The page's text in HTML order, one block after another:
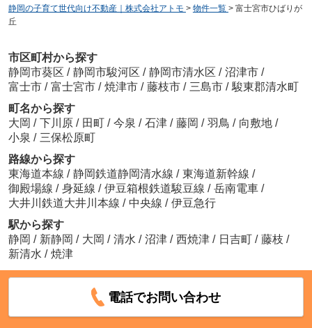
静岡の子育て世代向け不動産｜株式会社アトモ > 物件一覧 > 富士宮市ひばりが
丘
市区町村から探す
静岡市葵区 / 静岡市駿河区 / 静岡市清水区 / 沼津市 /
富士市 / 富士宮市 / 焼津市 / 藤枝市 / 三島市 / 駿東郡清水町
町名から探す
大岡 / 下川原 / 田町 / 今泉 / 石津 / 藤岡 / 羽鳥 / 向敷地 /
小泉 / 三保松原町
路線から探す
東海道本線 / 静岡鉄道静岡清水線 / 東海道新幹線 /
御殿場線 / 身延線 / 伊豆箱根鉄道駿豆線 / 岳南電車 /
大井川鉄道大井川本線 / 中央線 / 伊豆急行
駅から探す
静岡 / 新静岡 / 大岡 / 清水 / 沼津 / 西焼津 / 日吉町 / 藤枝 /
新清水 / 焼津
電話でお問い合わせ